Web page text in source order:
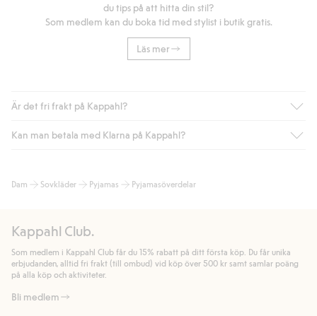
du tips på att hitta din stil?
Som medlem kan du boka tid med stylist i butik gratis.
Läs mer
Är det fri frakt på Kappahl?
Är du medlem i Kappahl Club har du alltid gratis frakt till butik
automatik efter du loggat in och identifierats som medlem.
handlar för.
Läs mer
Kan man betala med Klarna på Kappahl?
bland annat faktura och swish men även andra betalningssätt.
allmänna villkor.
Läs mer
Dam Sovkläder Pyjamas Pyjamasöverdelar
Kappahl Club.
Som medlem i Kappahl Club får du 15% rabatt på ditt första köp. Du får unika
erbjudanden, alltid fri frakt (till ombud) vid köp över 500 kr samt samlar poäng
på alla köp och aktiviteter.
Bli medlem